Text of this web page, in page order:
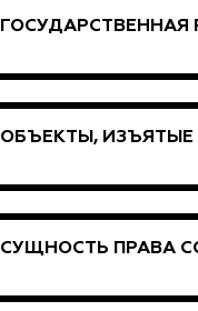
ОБЪЕКТЫ, ИЗЪЯТЫЕ
СУЩНОСТЬ ПРАВА